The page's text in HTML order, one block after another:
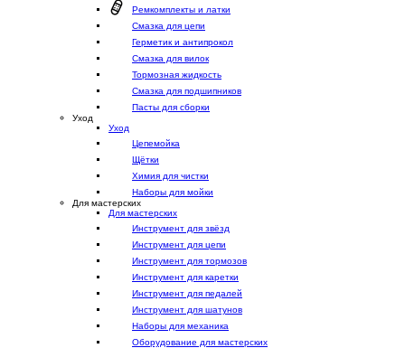
Ремкомплекты и латки
Смазка для цепи
Герметик и антипрокол
Смазка для вилок
Тормозная жидкость
Смазка для подшипников
Пасты для сборки
Уход
Уход
Цепемойка
Щётки
Химия для чистки
Наборы для мойки
Для мастерских
Для мастерских
Инструмент для звёзд
Инструмент для цепи
Инструмент для тормозов
Инструмент для каретки
Инструмент для педалей
Инструмент для шатунов
Наборы для механика
Оборудование для мастерских